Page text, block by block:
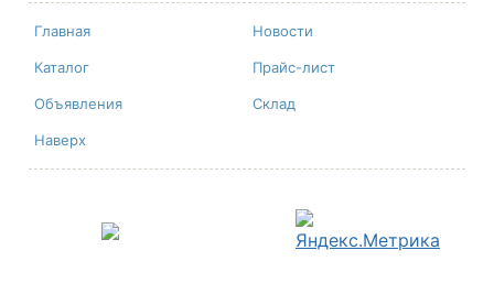
Главная Новости
Каталог Прайс-лист
Объявления Склад
Наверх